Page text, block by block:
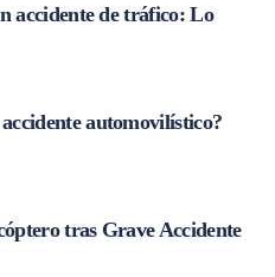
accidente de tráfico: Lo
automovilístico?
tras Grave Accidente